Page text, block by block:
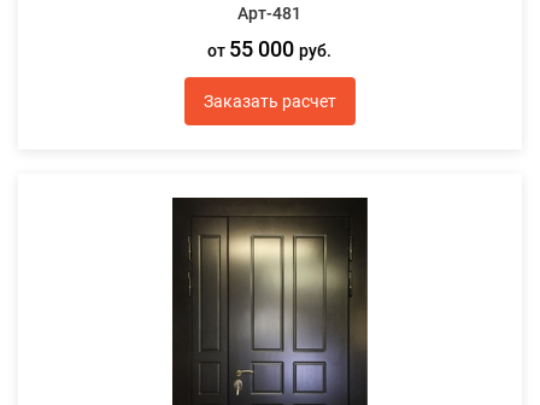
Арт-481
от 55 000руб.
Заказать расчет